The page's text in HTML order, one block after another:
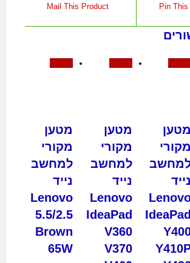
Pin
window
Mail This Product
מבצע!
מטען
מקורי
נייד
IdeaPad
מבצע!
מטען
מקורי
למחשב
נייד
Lenovo
IdeaPad
V360
V370
מבצע!
מטען
מקורי
למחשב
נייד
Lenovo
5.5/2.5
Brown
65W